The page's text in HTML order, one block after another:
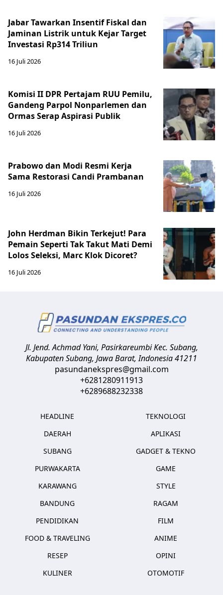
Jabar Tawarkan Insentif Fiskal dan
Jaminan Listrik untuk Kejar Target
Investasi Rp314 Triliun
16 Juli 2026
Komisi II DPR Pertajam RUU Pemilu,
Gandeng Parpol Nonparlemen dan
Ormas Serap Aspirasi Publik
16 Juli 2026
Prabowo dan Modi Resmi Kerja
Sama Restorasi Candi Prambanan
16 Juli 2026
John Herdman Bikin Terkejut! Para
Pemain Seperti Tak Takut Mati Demi
Lolos Seleksi, Marc Klok Dicoret?
16 Juli 2026
Jl. Jend. Achmad Yani, Pasirkareumbi Kec. Subang,
Kabupaten Subang, Jawa Barat,Indonesia41211
pasundanekspres@gmail.com
+6281280911913
+6289688232338
HEADLINE
DAERAH
SUBANG
PURWAKARTA
KARAWANG
BANDUNG
PENDIDIKAN
FOOD & TRAVELING
RESEP
KULINER
TEKNOLOGI
APLIKASI
GADGET & TEKNO
GAME
STYLE
RAGAM
FILM
ANIME
OPINI
OTOMOTIF